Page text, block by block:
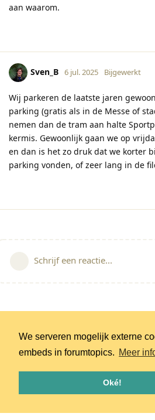
We serveren mogelijk externe
embeds in forumtopics. Meer
Oké!
aan waarom.
Sven_B 6 jul. 2025 Bijgewerkt
Wij parkeren de laatste jaren
parking (gratis als in de Messe of
nemen dan de tram aan halte
kermis. Gewoonlijk gaan we op
en dan is het zo druk dat we korter
parking vonden, of zeer lang in de
Schrijf een reactie...